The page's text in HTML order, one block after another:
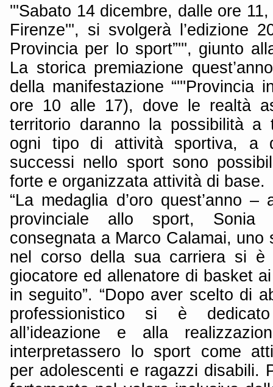
'''Sabato 14 dicembre, dalle ore
Firenze''', si svolgerà l’edizione
Provincia per lo sport”''', giunto
La storica premiazione
della manifestazione “'''Provincia
ore 10 alle 17), dove le realtà
territorio daranno la possibilità
ogni tipo di attività sportiva, a
successi nello sport sono
forte e organizzata attività di base.
“La medaglia d’oro quest’anno –
provinciale allo sport, Sonia
consegnata a Marco Calamai, uno
nel corso della sua carriera si è
giocatore ed allenatore di basket
in seguito”. “Dopo aver scelto di
professionistico si è
all’ideazione e alla
interpretassero lo sport come
per adolescenti e ragazzi disabili.